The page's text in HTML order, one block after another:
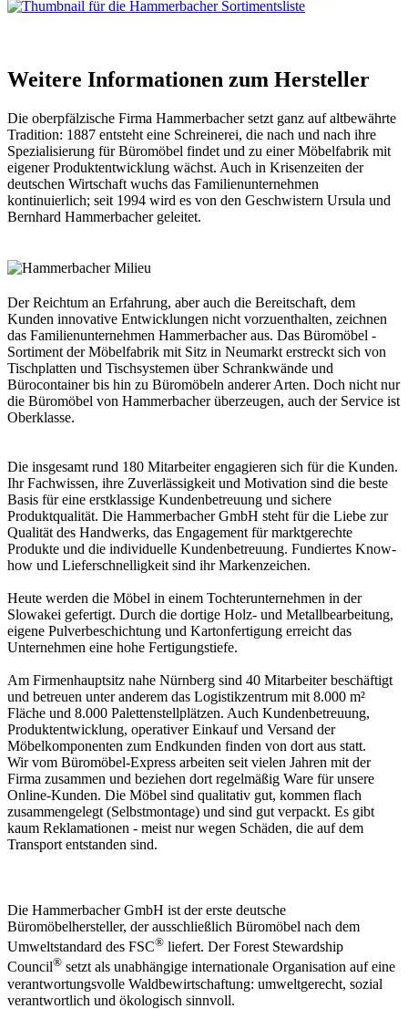
Weitere Informationen zum Hersteller
Die oberpfälzische Firma Hammerbacher setzt ganz auf altbewährte
Tradition: 1887 entsteht eine Schreinerei, die nach und nach ihre
Spezialisierung für Büromöbel findet und zu einer Möbelfabrik mit
eigener Produktentwicklung wächst. Auch in Krisenzeiten der
deutschen Wirtschaft wuchs das Familienunternehmen
kontinuierlich; seit 1994 wird es von den Geschwistern Ursula und
Bernhard Hammerbacher geleitet.
Der Reichtum an Erfahrung, aber auch die Bereitschaft, dem
Kunden innovative Entwicklungen nicht vorzuenthalten, zeichnen
das Familienunternehmen Hammerbacher aus. Das Büromöbel -
Sortiment der Möbelfabrik mit Sitz in Neumarkt erstreckt sich von
Tischplatten und Tischsystemen über Schrankwände und
Bürocontainer bis hin zu Büromöbeln anderer Arten. Doch nicht nur
die Büromöbel von Hammerbacher überzeugen, auch der Service ist
Oberklasse.
Die insgesamt rund 180 Mitarbeiter engagieren sich für die Kunden.
Ihr Fachwissen, ihre Zuverlässigkeit und Motivation sind die beste
Basis für eine erstklassige Kundenbetreuung und sichere
Produktqualität. Die Hammerbacher GmbH steht für die Liebe zur
Qualität des Handwerks, das Engagement für marktgerechte
Produkte und die individuelle Kundenbetreuung. Fundiertes Know-
how und Lieferschnelligkeit sind ihr Markenzeichen.
Heute werden die Möbel in einem Tochterunternehmen in der
Slowakei gefertigt. Durch die dortige Holz- und Metallbearbeitung,
eigene Pulverbeschichtung und Kartonfertigung erreicht das
Unternehmen eine hohe Fertigungstiefe.
Am Firmenhauptsitz nahe Nürnberg sind 40 Mitarbeiter beschäftigt
und betreuen unter anderem das Logistikzentrum mit 8.000 m²
Fläche und 8.000 Palettenstellplätzen. Auch Kundenbetreuung,
Produktentwicklung, operativer Einkauf und Versand der
Möbelkomponenten zum Endkunden finden von dort aus statt.
Wir vom Büromöbel-Express arbeiten seit vielen Jahren mit der
Firma zusammen und beziehen dort regelmäßig Ware für unsere
Online-Kunden. Die Möbel sind qualitativ gut, kommen flach
zusammengelegt (Selbstmontage) und sind gut verpackt. Es gibt
kaum Reklamationen - meist nur wegen Schäden, die auf dem
Transport entstanden sind.
Die Hammerbacher GmbH ist der erste deutsche
Büromöbelhersteller, der ausschließlich Büromöbel nach dem
Umweltstandard des FSC® liefert. Der Forest Stewardship
Council® setzt als unabhängige internationale Organisation auf eine
verantwortungsvolle Waldbewirtschaftung: umweltgerecht, sozial
verantwortlich und ökologisch sinnvoll.